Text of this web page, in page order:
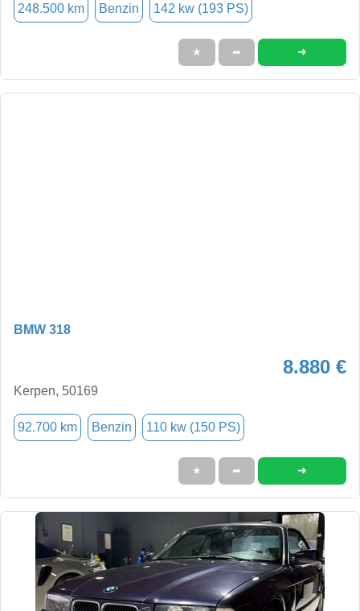
248.500 km Benzin 142 kw (193 PS)
★ ➦ ➜
BMW 318
8.880 €
Kerpen, 50169
92.700 km Benzin 110 kw (150 PS)
★ ➦ ➜